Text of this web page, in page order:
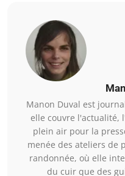
Manon Duval est
elle couvre l'actualité,
plein air pour la
menée des ateliers de
randonnée, où elle
du cuir que des